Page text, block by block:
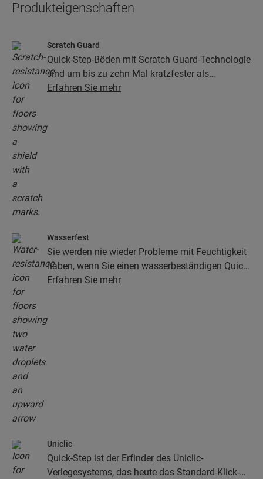
Produkteigenschaften
Scratch Guard
Quick-Step-Böden mit Scratch Guard-Technologie
sind um bis zu zehn Mal kratzfester als
herkömmliche Böden.
Erfahren Sie mehr
Wasserfest
Sie werden nie wieder Probleme mit Feuchtigkeit
haben, wenn Sie einen wasserbeständigen Quick-
Step-Boden wählen. Unsere Böden sehen nicht
Reinigung so einfach wie niemals zuvor!
Erfahren Sie mehr
Uniclic
Quick-Step ist der Erfinder des Uniclic-
Verlegesystems, das heute das Standard-Klick-